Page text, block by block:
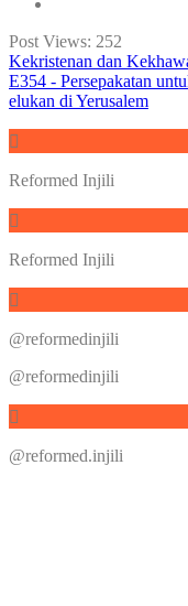
Post Views: 252
Kekristenan dan
E354 - Persepakatan
elukan di Yerusalem
Reformed Injili
Reformed Injili
@reformedinjili
@reformedinjili
@reformed.injili